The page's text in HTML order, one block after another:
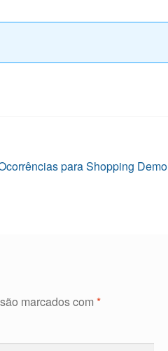
para Shopping Demo
marcados com *